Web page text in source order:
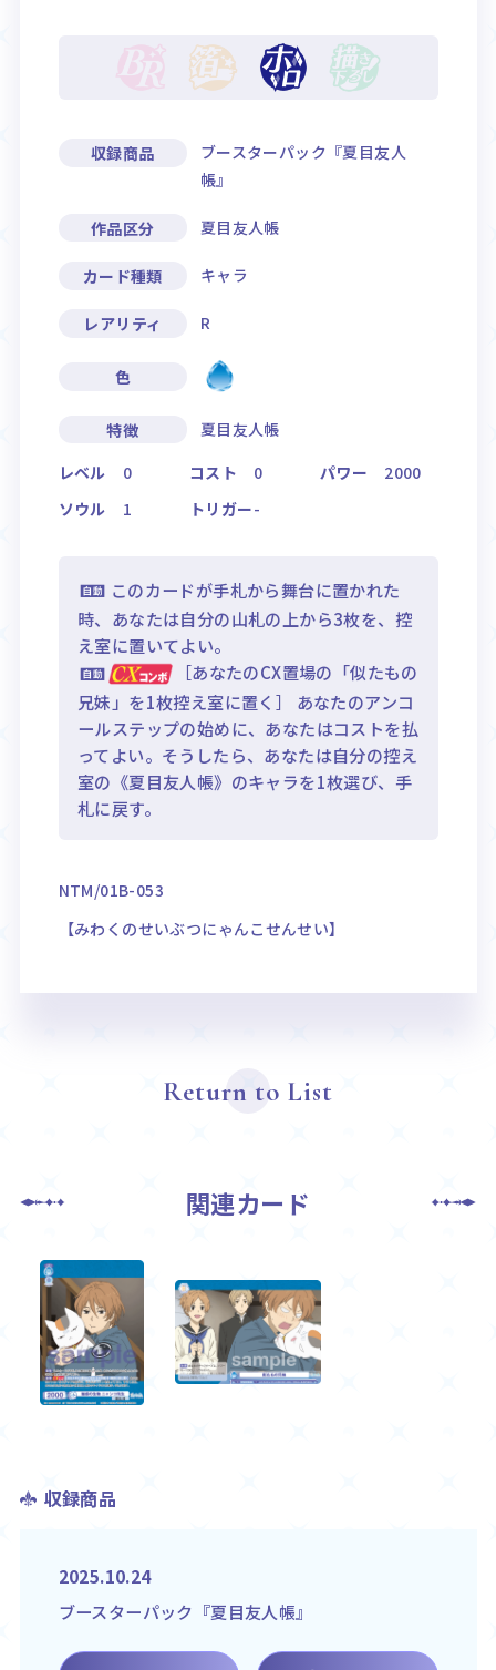
収録商品
ブースターパック『夏目友人
帳』
作品区分 夏目友人帳
カード種類 キャラ
レアリティ R
色
特徴
夏目友人帳
レベル
0 コスト 0 パワー
2000
ソウル
1 トリガー-
このカードが手札から舞台に置かれた
時、あなたは自分の山札の上から3枚を、控
え室に置いてよい。
［あなたのCX置場の「似たもの
兄妹」を1枚控え室に置く］ あなたのアンコ
ールステップの始めに、あなたはコストを払
ってよい。そうしたら、あなたは自分の控え
室の《夏目友人帳》のキャラを1枚選び、手
札に戻す。
NTM/01B-053
【みわくのせいぶつにゃんこせんせい】
Return to List
関連カード
収録商品
2025.10.24
ブースターパック『夏目友人帳』